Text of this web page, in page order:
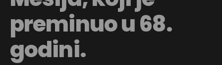
preminuo u 68.
godini.